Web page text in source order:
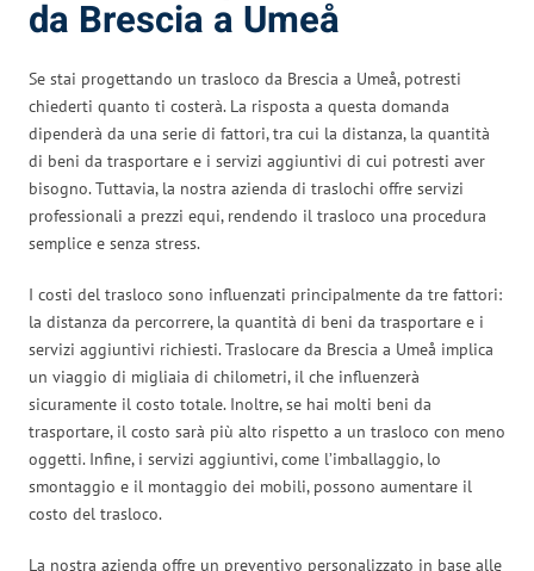
da Brescia a Umeå
Se stai progettando un trasloco da Brescia a Umeå, potresti
chiederti quanto ti costerà. La risposta a questa domanda
dipenderà da una serie di fattori, tra cui la distanza, la quantità
di beni da trasportare e i servizi aggiuntivi di cui potresti aver
bisogno. Tuttavia, la nostra azienda di traslochi offre servizi
professionali a prezzi equi, rendendo il trasloco una procedura
semplice e senza stress.
I costi del trasloco sono influenzati principalmente da tre fattori:
la distanza da percorrere, la quantità di beni da trasportare e i
servizi aggiuntivi richiesti. Traslocare da Brescia a Umeå implica
un viaggio di migliaia di chilometri, il che influenzerà
sicuramente il costo totale. Inoltre, se hai molti beni da
trasportare, il costo sarà più alto rispetto a un trasloco con meno
oggetti. Infine, i servizi aggiuntivi, come l’imballaggio, lo
smontaggio e il montaggio dei mobili, possono aumentare il
costo del trasloco.
La nostra azienda offre un preventivo personalizzato in base alle